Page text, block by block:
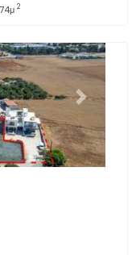
μ 2
Επόμενο